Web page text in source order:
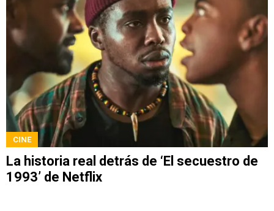
CINE
La historia real detrás de ‘El secuestro de
1993’ de Netflix